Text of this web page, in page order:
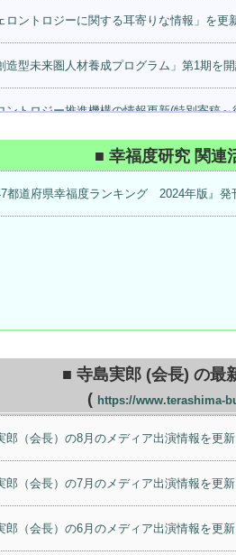
ロントロジーに関する耳寄りな情報」を更
造型未来圏人材養成プログラム」第1期を
ントロジー推進機構の情報更新(特別寄稿
■ 幸福度研究 関連
都道府県幸福度ランキング 2024年版』発
■ 寺島実郎 (会長) の最
( https://www.terashima-
郎（会長）の8月のメディア出演情報を更新
郎（会長）の7月のメディア出演情報を更新
郎（会長）の6月のメディア出演情報を更新